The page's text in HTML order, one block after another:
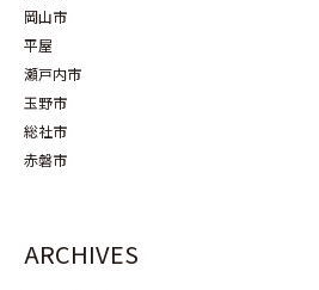
岡山市
平屋
瀬戸内市
玉野市
総社市
赤磐市
ARCHIVES